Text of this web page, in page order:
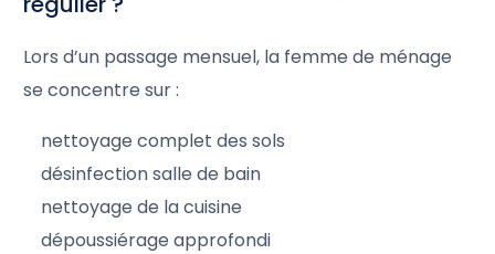
Lors d’un passage mensuel, la femme de ménage
se concentre sur :
nettoyage complet des sols
désinfection salle de bain
nettoyage de la cuisine
dépoussiérage approfondi